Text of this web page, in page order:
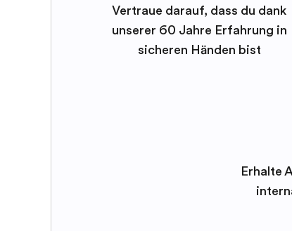
Vertraue darauf, dass du dank
unserer 60 Jahre Erfahrung in
sicheren Händen bist
Erhalte